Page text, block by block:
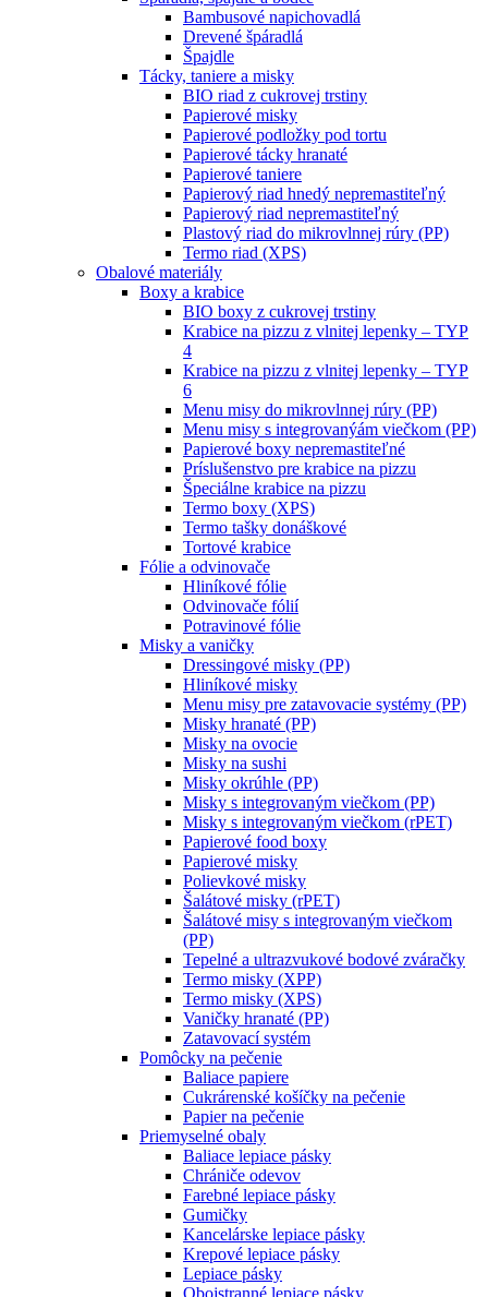
Bambusové napichovadlá
Drevené špáradlá
Špajdle
Tácky, taniere a misky
BIO riad z cukrovej trstiny
Papierové misky
Papierové podložky pod tortu
Papierové tácky hranaté
Papierové taniere
Papierový riad hnedý nepremastiteľný
Papierový riad nepremastiteľný
Plastový riad do mikrovlnnej rúry (PP)
Termo riad (XPS)
Obalové materiály
Boxy a krabice
BIO boxy z cukrovej trstiny
Krabice na pizzu z vlnitej lepenky – TYP
4
Krabice na pizzu z vlnitej lepenky – TYP
6
Menu misy do mikrovlnnej rúry (PP)
Menu misy s integrovanýám viečkom (PP)
Papierové boxy nepremastiteľné
Príslušenstvo pre krabice na pizzu
Špeciálne krabice na pizzu
Termo boxy (XPS)
Termo tašky donáškové
Tortové krabice
Fólie a odvinovače
Hliníkové fólie
Odvinovače fólií
Potravinové fólie
Misky a vaničky
Dressingové misky (PP)
Hliníkové misky
Menu misy pre zatavovacie systémy (PP)
Misky hranaté (PP)
Misky na ovocie
Misky na sushi
Misky okrúhle (PP)
Misky s integrovaným viečkom (PP)
Misky s integrovaným viečkom (rPET)
Papierové food boxy
Papierové misky
Polievkové misky
Šalátové misky (rPET)
Šalátové misy s integrovaným viečkom
(PP)
Tepelné a ultrazvukové bodové zváračky
Termo misky (XPP)
Termo misky (XPS)
Vaničky hranaté (PP)
Zatavovací systém
Pomôcky na pečenie
Baliace papiere
Cukrárenské košíčky na pečenie
Papier na pečenie
Priemyselné obaly
Baliace lepiace pásky
Chrániče odevov
Farebné lepiace pásky
Gumičky
Kancelárske lepiace pásky
Krepové lepiace pásky
Lepiace pásky
Obojstranné lepiace pásky